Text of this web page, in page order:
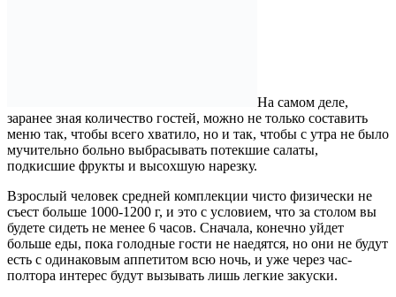
На самом деле,
заранее зная количество гостей, можно не только составить
меню так, чтобы всего хватило, но и так, чтобы с утра не было
мучительно больно выбрасывать потекшие салаты,
подкисшие фрукты и высохшую нарезку.
Взрослый человек средней комплекции чисто физически не
съест больше 1000-1200 г, и это с условием, что за столом вы
будете сидеть не менее 6 часов. Сначала, конечно уйдет
больше еды, пока голодные гости не наедятся, но они не будут
есть с одинаковым аппетитом всю ночь, и уже через час-
полтора интерес будут вызывать лишь легкие закуски.